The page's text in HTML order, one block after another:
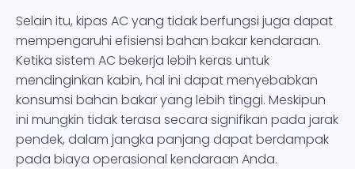
Selain itu, kipas AC yang tidak berfungsi juga dapat
mempengaruhi efisiensi bahan bakar kendaraan.
Ketika sistem AC bekerja lebih keras untuk
mendinginkan kabin, hal ini dapat menyebabkan
konsumsi bahan bakar yang lebih tinggi. Meskipun
ini mungkin tidak terasa secara signifikan pada jarak
pendek, dalam jangka panjang dapat berdampak
pada biaya operasional kendaraan Anda.